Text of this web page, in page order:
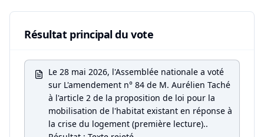
Résultat principal du vote
Le 28 mai 2026, l'Assemblée nationale a voté
sur L'amendement n° 84 de M. Aurélien Taché
à l'article 2 de la proposition de loi pour la
mobilisation de l'habitat existant en réponse à
la crise du logement (première lecture)..